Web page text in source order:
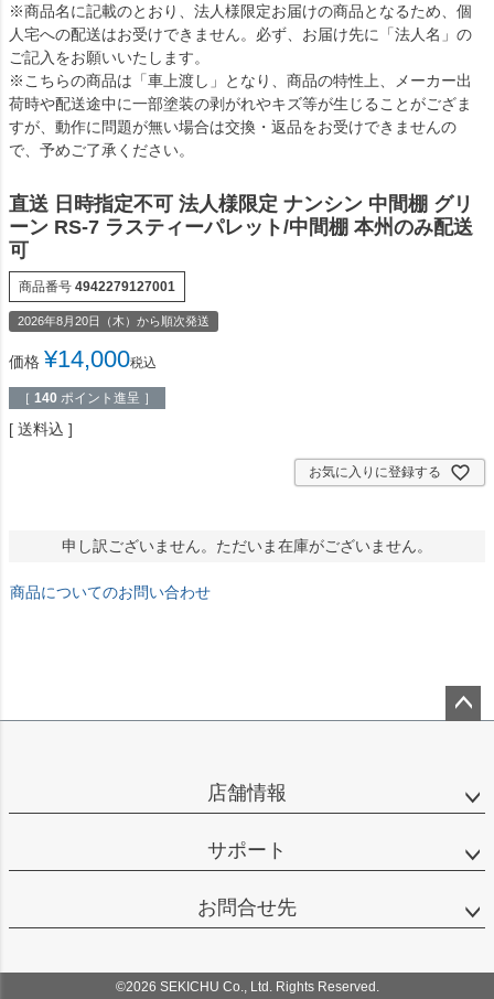
※商品名に記載のとおり、法人様限定お届けの商品となるため、個
人宅への配送はお受けできません。必ず、お届け先に「法人名」の
ご記入をお願いいたします。
※こちらの商品は「車上渡し」となり、商品の特性上、メーカー出
荷時や配送途中に一部塗装の剥がれやキズ等が生じることがござま
すが、動作に問題が無い場合は交換・返品をお受けできませんの
で、予めご了承ください。
直送 日時指定不可 法人様限定 ナンシン 中間棚 グリ
ーン RS-7 ラスティーパレット/中間棚 本州のみ配送
可
商品番号 4942279127001
2026年8月20日（木）から順次発送
価格 ¥14,000税込
［ 140 ポイント進呈 ］
送料込
お気に入りに登録する
申し訳ございません。ただいま在庫がございません。
商品についてのお問い合わせ
店舗情報
サポート
お問合せ先
©2026 SEKICHU Co., Ltd. Rights Reserved.